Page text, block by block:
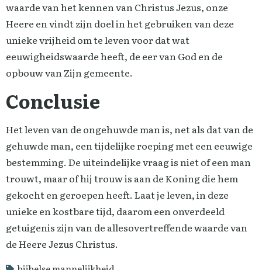
waarde van het kennen van Christus Jezus, onze
Heere en vindt zijn doel in het gebruiken van deze
unieke vrijheid om te leven voor dat wat
eeuwigheidswaarde heeft, de eer van God en de
opbouw van Zijn gemeente.
Conclusie
Het leven van de ongehuwde man is, net als dat van de
gehuwde man, een tijdelijke roeping met een eeuwige
bestemming. De uiteindelijke vraag is niet of een man
trouwt, maar of hij trouw is aan de Koning die hem
gekocht en geroepen heeft. Laat je leven, in deze
unieke en kostbare tijd, daarom een onverdeeld
getuigenis zijn van de allesovertreffende waarde van
de Heere Jezus Christus.